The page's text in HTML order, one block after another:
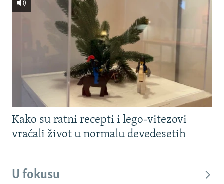
Kako su ratni recepti i lego-vitezovi
vraćali život u normalu devedesetih
U fokusu